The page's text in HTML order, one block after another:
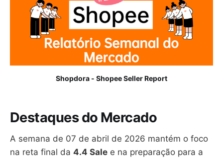
Shopdora - Shopee Seller Report
Destaques do Mercado
A semana de 07 de abril de 2026 mantém o foco
na reta final da 4.4 Sale e na preparação para a